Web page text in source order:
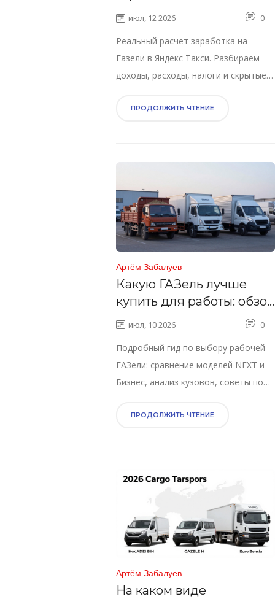
Яндекс Такси: реальные
июл, 12 2026 0
Реальный расчет заработка на
Газели в Яндекс Такси. Разбираем
доходы, расходы, налоги и скрытые
в кармане после бензина и ремонта.
ПРОДОЛЖИТЬ ЧТЕНИЕ
Артём Забалуев
Какую ГАЗель лучше
купить для работы: обзор
моделей, кузовов и
июл, 10 2026 0
Подробный гид по выбору рабочей
ГАЗели: сравнение моделей NEXT и
Бизнес, анализ кузовов, советы по
грузоперевозок.
ПРОДОЛЖИТЬ ЧТЕНИЕ
Артём Забалуев
На каком виде